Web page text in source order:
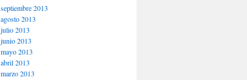
septiembre 2013
agosto 2013
julio 2013
junio 2013
mayo 2013
abril 2013
marzo 2013